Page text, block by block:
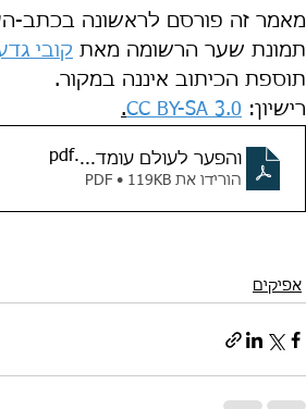
מאמר זה פורסם לראשונה בכתב-
תמונת שער הרשומה מאת קובי
תוספת הכיתוב איננה במקור.
רישיון: CC BY-SA 3.0
.
והפער לעולם עומד....pdf
הורידו את PDF • 119KB
אפיקים